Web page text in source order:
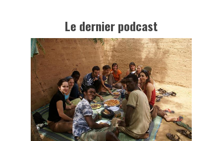
Le dernier podcast